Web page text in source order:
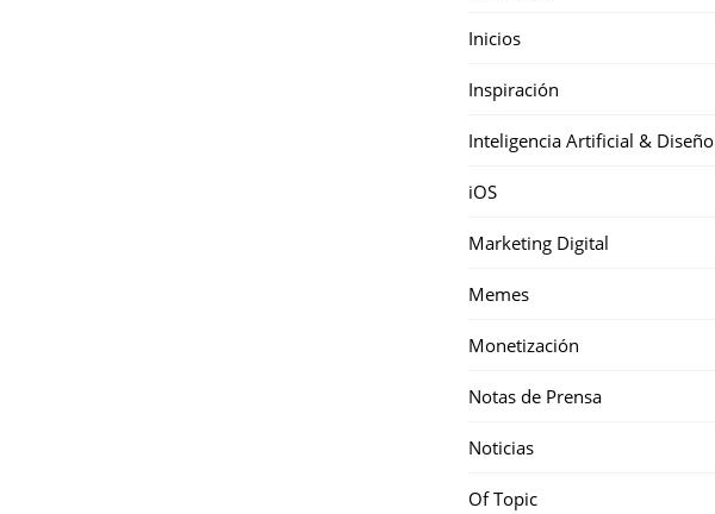
Inicios
Inspiración
Inteligencia Artificial & Diseño
iOS
Marketing Digital
Memes
Monetización
Notas de Prensa
Noticias
Of Topic